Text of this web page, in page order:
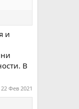
и
В
22 Фев 2021